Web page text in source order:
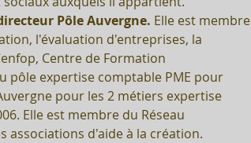
Pôle Auvergne. Elle est membre
l'évaluation d'entreprises, la
Centre de Formation
pôle expertise comptable PME pour
pour les 2 métiers expertise
Elle est membre du Réseau
d'aide à la création.